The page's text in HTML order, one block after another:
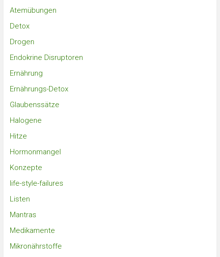
Atemübungen
Detox
Drogen
Endokrine Disruptoren
Ernährung
Ernährungs-Detox
Glaubenssätze
Halogene
Hitze
Hormonmangel
Konzepte
life-style-failures
Listen
Mantras
Medikamente
Mikronährstoffe